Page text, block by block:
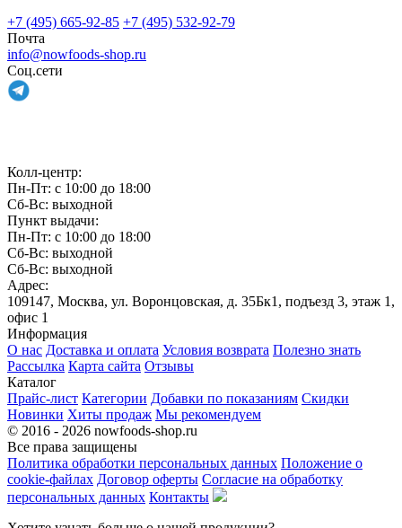
+7 (495) 665-92-85 +7 (495) 532-92-79
Почта
info@nowfoods-shop.ru
Соц.сети
Колл-центр:
Пн-Пт: с 10:00 до 18:00
Сб-Вс: выходной
Пункт выдачи:
Пн-Пт: с 10:00 до 18:00
Сб-Вс: выходной
Сб-Вс: выходной
Адрес:
109147, Москва, ул. Воронцовская, д. 35Бк1, подъезд 3, этаж 1,
офис 1
Информация
О нас Доставка и оплата Условия возврата Полезно знать
Рассылка Карта сайта Отзывы
Каталог
Прайс-лист Категории Добавки по показаниям Скидки
Новинки Хиты продаж Мы рекомендуем
© 2016 - 2026 nowfoods-shop.ru
Все права защищены
Политика обработки персональных данных Положение о
cookie-файлах Договор оферты Согласие на обработку
персональных данных Контакты